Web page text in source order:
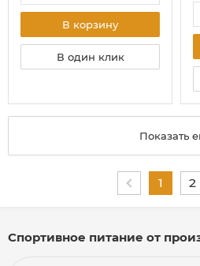
В корзину
В один клик
Показать
1 2
Спортивное питание от